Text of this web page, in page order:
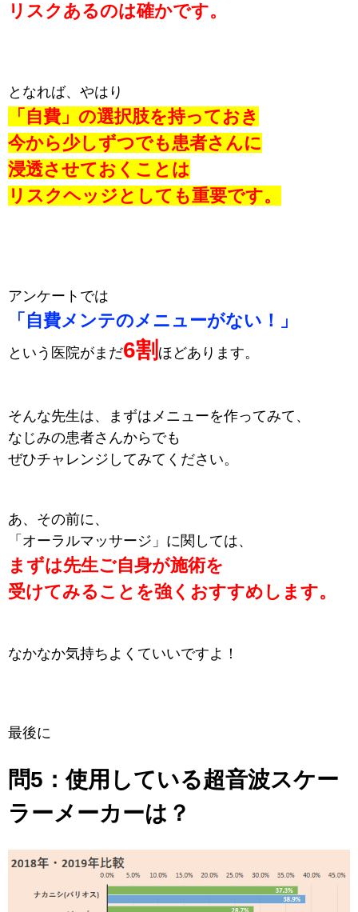
リスクあるのは確かです。
となれば、やはり
「自費」の選択肢を持っておき
今から少しずつでも患者さんに
浸透させておくことは
リスクヘッジとしても重要です。
アンケートでは
「自費メンテのメニューがない！」
という医院がまだ6割 ほどあります。
そんな先生は、まずはメニューを作ってみて、
なじみの患者さんからでも
ぜひチャレンジしてみてください。
あ、その前に、
「オーラルマッサージ」に関しては、
まずは先生ご自身が施術を
受けてみることを強くおすすめします。
なかなか気持ちよくていいですよ！
最後に
問5：使用している超音波スケー
ラーメーカーは？